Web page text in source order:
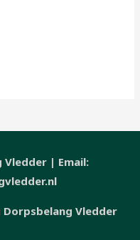
Vledder | Email:
Vledder